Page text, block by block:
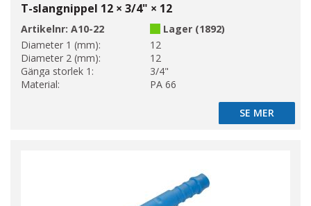
T-slangnippel 12 × 3/4" × 12
Artikelnr: A10-22
Lager (1892)
Diameter 1 (mm):
12
Diameter 2 (mm):
12
Gänga storlek 1:
3/4"
Material:
PA 66
SE MER
SE MER